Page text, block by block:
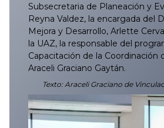
Subsecretaria de Planeación y
Reyna Valdez, la encargada del
Mejora y Desarrollo, Arlette
la UAZ, la responsable del
Capacitación de la Coordinación
Araceli Graciano Gaytán.
Texto: Araceli Graciano de